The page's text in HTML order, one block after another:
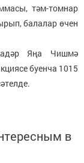
тәм-томнар
балалар өчен
Яңа Чишмә
буенча 1015
в